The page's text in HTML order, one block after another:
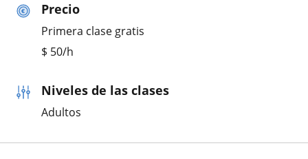
Precio
Primera clase gratis
$ 50/h
Niveles de las clases
Adultos